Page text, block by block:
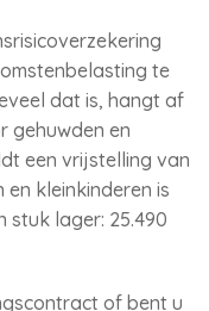
te
dat is, hangt af
gehuwden en
een vrijstelling van
en kleinkinderen is
stuk lager: 25.490
of bent u